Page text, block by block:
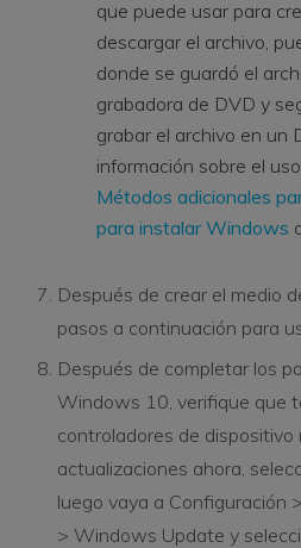
que puede usar para
descargar el archivo,
donde se guardó el
grabadora de DVD y
grabar el archivo en un
información sobre el
Métodos adicionales
para instalar Windows
Después de crear el medio
pasos a continuación para
Después de completar los
Windows 10, verifique que
controladores de dispositivo
actualizaciones ahora,
luego vaya a Configuración
> Windows Update y